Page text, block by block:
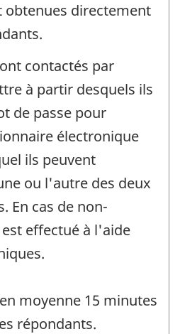
obtenues directement
contactés par
à partir desquels ils
de passe pour
électronique
ils peuvent
ou l'autre des deux
En cas de non-
effectué à l'aide
moyenne 15 minutes
répondants.